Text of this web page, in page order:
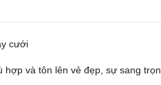
cưới
và tôn lên vẻ đẹp, sự sang